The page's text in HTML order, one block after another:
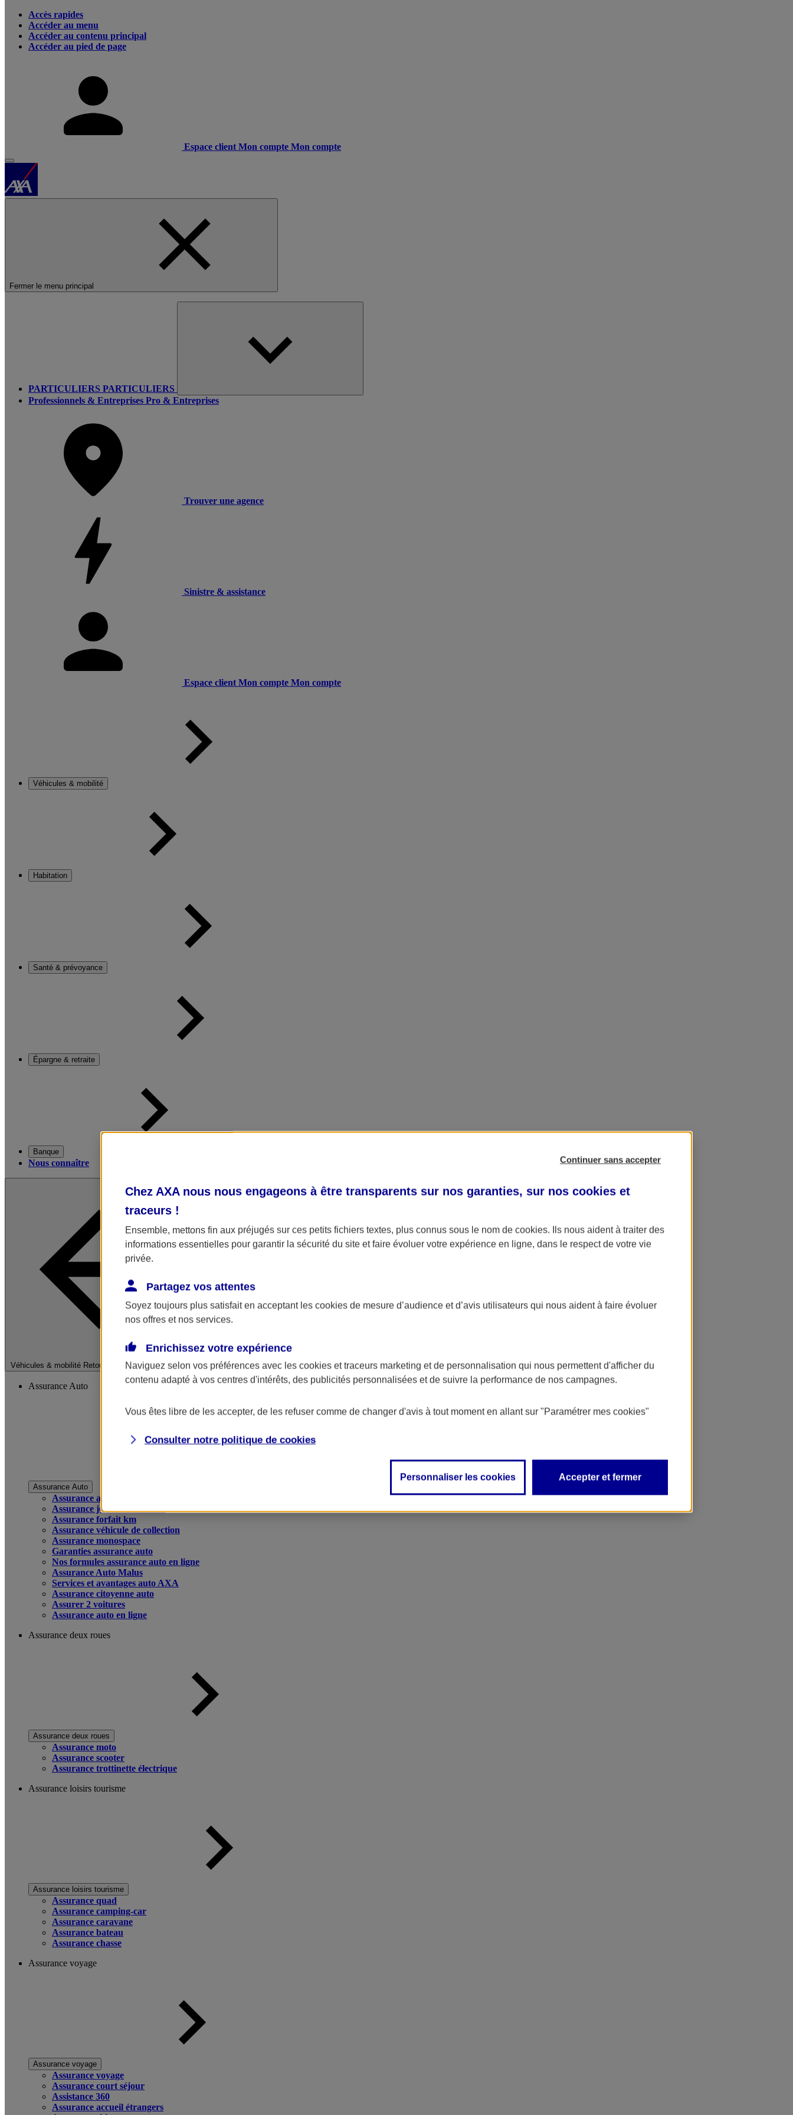
Accès rapides
Accéder au menu
Accéder au contenu principal
Accéder au pied de page
Espace client Mon compte Mon compte
Fermer le menu principal
PARTICULIERS PARTICULIERS
Professionnels & Entreprises Pro & Entreprises
Trouver une agence
Sinistre & assistance
Espace client Mon compte Mon compte
Véhicules & mobilité
Habitation
Santé & prévoyance
Épargne & retraite
Banque
Nous connaître
Véhicules & mobilité Retour à la section précédente
Fermer le menu principal
Assurance Auto
Assurance Auto
Assurance auto
Assurance jeune conducteur
Assurance forfait km
Assurance véhicule de collection
Assurance monospace
Garanties assurance auto
Nos formules assurance auto en ligne
Assurance Auto Malus
Services et avantages auto AXA
Assurance citoyenne auto
Assurer 2 voitures
Assurance auto en ligne
Assurance deux roues
Assurance deux roues
Assurance moto
Assurance scooter
Assurance trottinette électrique
Assurance loisirs tourisme
Assurance loisirs tourisme
Assurance quad
Assurance camping-car
Assurance caravane
Assurance bateau
Assurance chasse
Assurance voyage
Assurance voyage
Assurance voyage
Assurance court séjour
Assistance 360
Assurance accueil étrangers
Continuer sans accepter
Chez AXA nous nous engageons à être transparents sur nos garanties, sur nos cookies et
traceurs !
Ensemble, mettons fin aux préjugés sur ces petits fichiers textes, plus connus sous le nom de cookies. Ils nous aident à traiter des
informations essentielles pour garantir la sécurité du site et faire évoluer votre expérience en ligne, dans le respect de votre vie
privée.
Partagez vos attentes
Soyez toujours plus satisfait en acceptant les cookies de mesure d’audience et d’avis utilisateurs qui nous aident à faire évoluer
nos offres et nos services.
Enrichissez votre expérience
Naviguez selon vos préférences avec les cookies et traceurs marketing et de personnalisation qui nous permettent d'afficher du
contenu adapté à vos centres d'intérêts, des publicités personnalisées et de suivre la performance de nos campagnes.
Vous êtes libre de les accepter, de les refuser comme de changer d'avis à tout moment en allant sur "Paramétrer mes cookies"
Consulter notre politique de cookies
Personnaliser les cookies Accepter et fermer